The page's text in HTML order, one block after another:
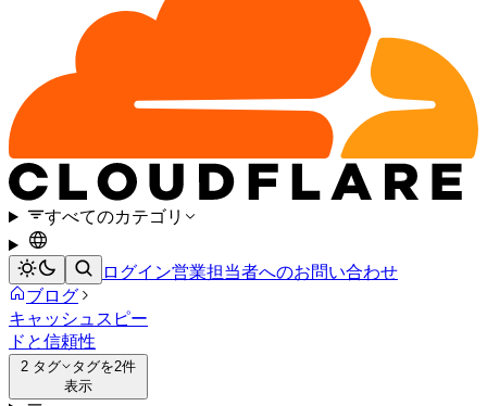
すべてのカテゴリ
ログイン営業担当者へのお問い合わせ
ブログ
キャッシュ スピー
ドと信頼性
2 タグ
タグを2件
表示